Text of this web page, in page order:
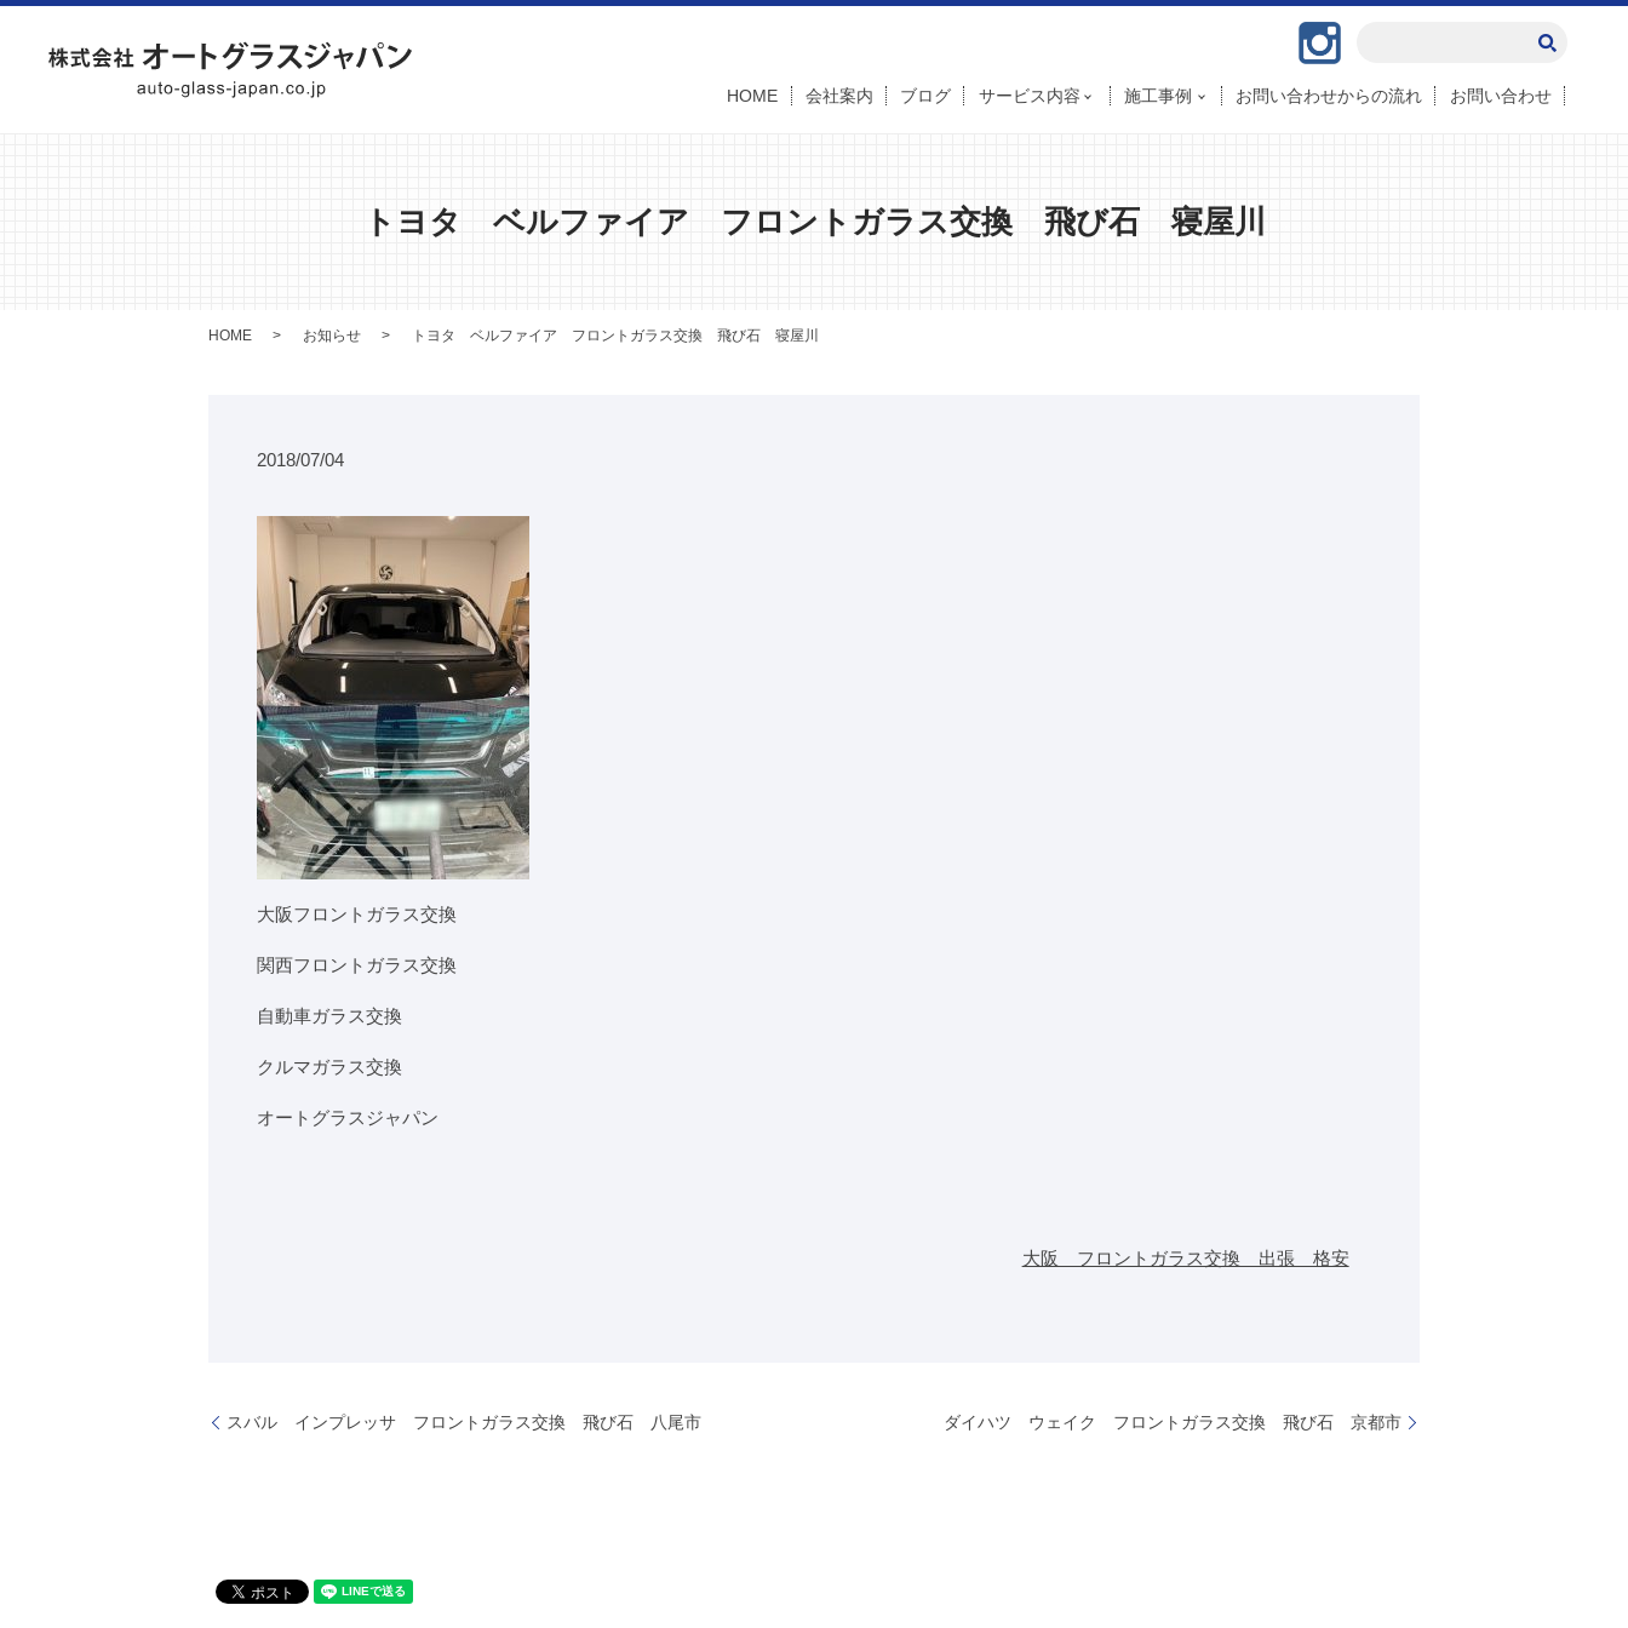
HOME 会社案内 ブログ サービス内容 施工事例 お問い合わせからの流れ お問い合わせ
トヨタ ベルファイア フロントガラス交換 飛び石 寝屋川
HOME お知らせ トヨタ ベルファイア フロントガラス交換 飛び石 寝屋川
2018/07/04
大阪フロントガラス交換
関西フロントガラス交換
自動車ガラス交換
クルマガラス交換
オートグラスジャパン
大阪 フロントガラス交換 出張 格安
スバル インプレッサ フロントガラス交換 飛び石 八尾市 ダイハツ ウェイク フロントガラス交換 飛び石 京都市